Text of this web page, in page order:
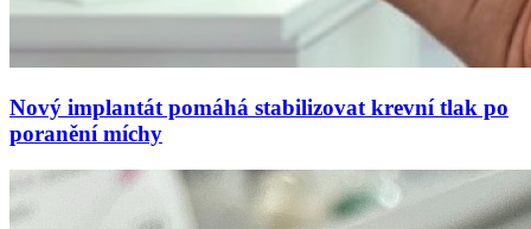
Nový implantát pomáhá stabilizovat krevní tlak po
poranění míchy